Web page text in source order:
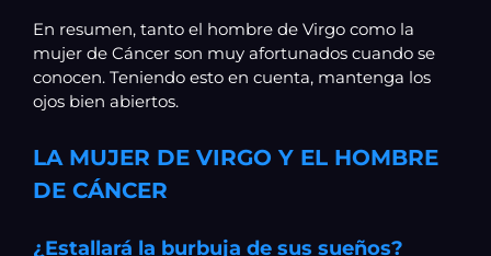
En resumen, tanto el hombre de Virgo como la
mujer de Cáncer son muy afortunados cuando se
conocen. Teniendo esto en cuenta, mantenga los
ojos bien abiertos.
LA MUJER DE VIRGO Y EL HOMBRE
DE CÁNCER
¿Estallará la burbuja de sus sueños?